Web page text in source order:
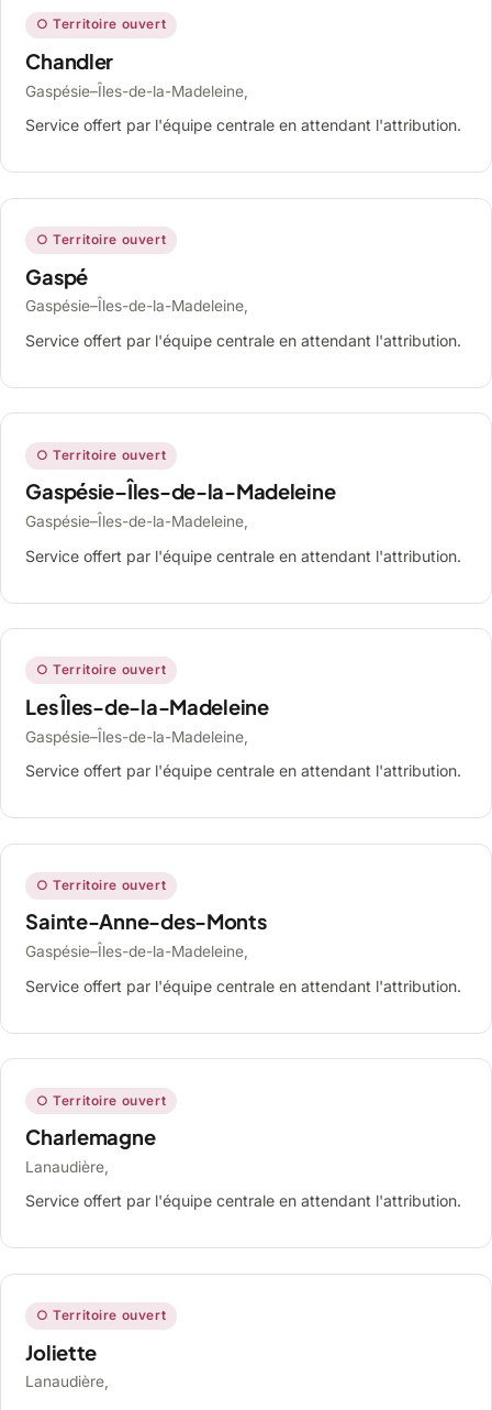
○ Territoire ouvert
Chandler
Gaspésie–Îles-de-la-Madeleine,
Service offert par l'équipe centrale en attendant l'attribution.
○ Territoire ouvert
Gaspé
Gaspésie–Îles-de-la-Madeleine,
Service offert par l'équipe centrale en attendant l'attribution.
○ Territoire ouvert
Gaspésie–Îles-de-la-Madeleine
Gaspésie–Îles-de-la-Madeleine,
Service offert par l'équipe centrale en attendant l'attribution.
○ Territoire ouvert
Les Îles-de-la-Madeleine
Gaspésie–Îles-de-la-Madeleine,
Service offert par l'équipe centrale en attendant l'attribution.
○ Territoire ouvert
Sainte-Anne-des-Monts
Gaspésie–Îles-de-la-Madeleine,
Service offert par l'équipe centrale en attendant l'attribution.
○ Territoire ouvert
Charlemagne
Lanaudière,
Service offert par l'équipe centrale en attendant l'attribution.
○ Territoire ouvert
Joliette
Lanaudière,